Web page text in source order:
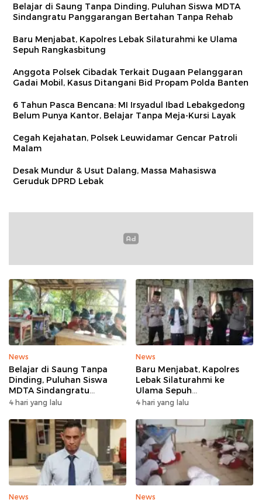
Belajar di Saung Tanpa Dinding, Puluhan Siswa MDTA
Sindangratu Panggarangan Bertahan Tanpa Rehab
Baru Menjabat, Kapolres Lebak Silaturahmi ke Ulama
Sepuh Rangkasbitung
Anggota Polsek Cibadak Terkait Dugaan Pelanggaran
Gadai Mobil, Kasus Ditangani Bid Propam Polda Banten
6 Tahun Pasca Bencana: MI Irsyadul Ibad Lebakgedong
Belum Punya Kantor, Belajar Tanpa Meja-Kursi Layak
Cegah Kejahatan, Polsek Leuwidamar Gencar Patroli
Malam
Desak Mundur & Usut Dalang, Massa Mahasiswa
Geruduk DPRD Lebak
News
Belajar di Saung Tanpa
Dinding, Puluhan Siswa
MDTA Sindangratu
Panggarangan Bertahan
4 hari yang lalu
News
Baru Menjabat, Kapolres
Lebak Silaturahmi ke
Ulama Sepuh
Rangkasbitung
4 hari yang lalu
News News